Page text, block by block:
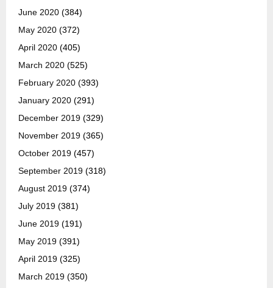
June 2020 (384)
May 2020 (372)
April 2020 (405)
March 2020 (525)
February 2020 (393)
January 2020 (291)
December 2019 (329)
November 2019 (365)
October 2019 (457)
September 2019 (318)
August 2019 (374)
July 2019 (381)
June 2019 (191)
May 2019 (391)
April 2019 (325)
March 2019 (350)